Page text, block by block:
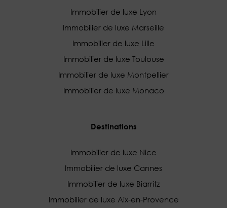
Immobilier de luxe Lyon
Immobilier de luxe Marseille
Immobilier de luxe Lille
Immobilier de luxe Toulouse
Immobilier de luxe Montpellier
Immobilier de luxe Monaco
Destinations
Immobilier de luxe Nice
Immobilier de luxe Cannes
Immobilier de luxe Biarritz
Immobilier de luxe Aix-en-Provence